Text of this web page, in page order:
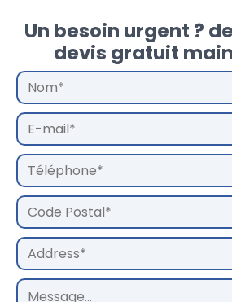
Un besoin urgent ?
devis gratuit